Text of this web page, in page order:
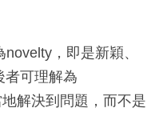
，即是新穎、
者可理解為
解決到問題，而不是